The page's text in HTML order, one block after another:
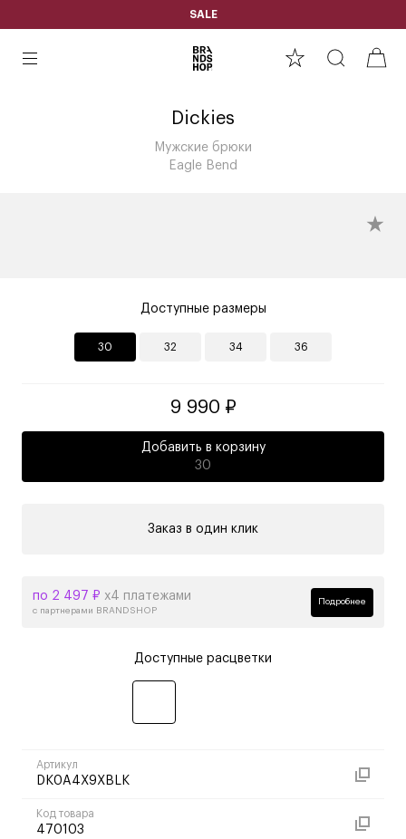
SALE
Dickies
Мужские брюки
Eagle Bend
Доступные размеры
30 32 34 36
9 990 ₽
Добавить в корзину
30
Заказ в один клик
по 2 497 ₽ х4 платежами
с партнерами BRANDSHOP
Подробнее
Доступные расцветки
Артикул
DK0A4X9XBLK
Код товара
470103